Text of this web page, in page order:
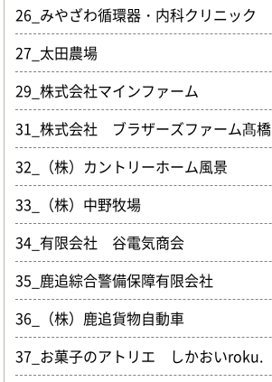
26_みやざわ循環器・内科クリニック
27_太田農場
29_株式会社マインファーム
31_株式会社 ブラザーズファーム髙橋
32_（株）カントリーホーム風景
33_（株）中野牧場
34_有限会社 谷電気商会
35_鹿追綜合警備保障有限会社
36_（株）鹿追貨物自動車
37_お菓子のアトリエ しかおいroku.